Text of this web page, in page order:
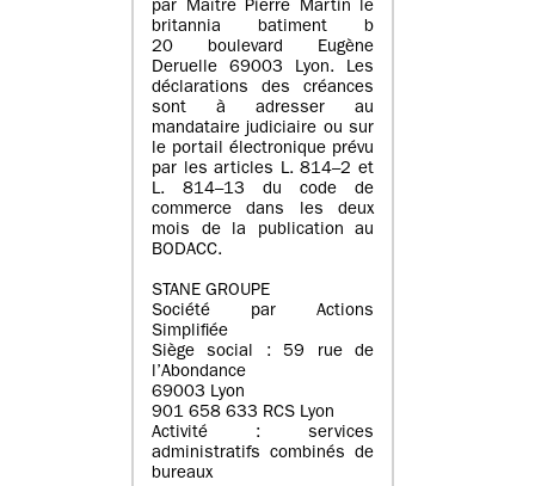
par Maître Pierre Martin le
britannia batiment b
20 boulevard Eugène
Deruelle 69003 Lyon. Les
déclarations des créances
sont à adresser au
mandataire judiciaire ou sur
le portail électronique prévu
par les articles L. 814–2 et
L. 814–13 du code de
commerce dans les deux
mois de la publication au
BODACC.
STANE GROUPE
Société par Actions
Simplifiée
Siège social : 59 rue de
l’Abondance
69003 Lyon
901 658 633 RCS Lyon
Activité : services
administratifs combinés de
bureaux